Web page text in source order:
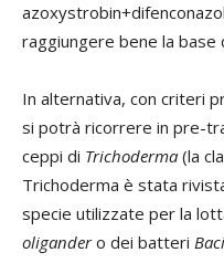
raggiungere bene la base
In alternativa, con criteri
si potrà ricorrere in pre-
ceppi di Trichoderma (la
Trichoderma è stata
specie utilizzate per la
oligandero dei batteri